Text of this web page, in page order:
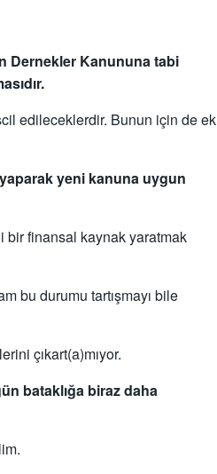
Dernekler Kanununa tabi
edileceklerdir. Bunun için de ek
yeni kanuna uygun
bir finansal kaynak yaratmak
bu durumu tartışmayı bile
çıkart(a)mıyor.
bataklığa biraz daha